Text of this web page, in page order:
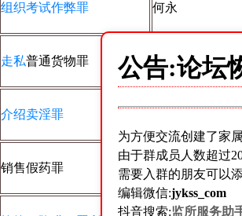
组织考试作弊罪 何永
走私普通货物罪 罗鸿
介绍卖淫罪
销售假药罪 萧结培
公告:论坛
为方便交流创建了家
由于群成员人数超过
需要入群的朋友可以
编辑微信:jykss_com
抖音搜索:监所服务助